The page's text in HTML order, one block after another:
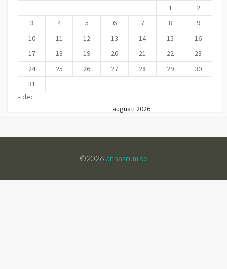
augusti 2026
1
2
3
4 5 6 7 8
9
10
11 12 13 14 15
16
17
18 19 20 21 22
23
24
25 26 27 28 29
30
31
« dec
©2026 annasrum.se